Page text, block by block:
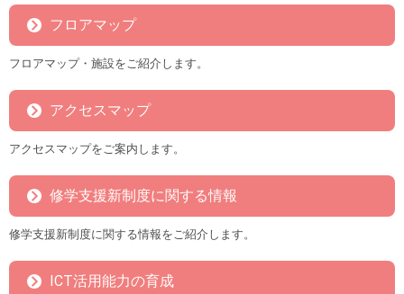
フロアマップ
フロアマップ・施設をご紹介します。
アクセスマップ
アクセスマップをご案内します。
修学支援新制度に関する情報
修学支援新制度に関する情報をご紹介します。
ICT活用能力の育成